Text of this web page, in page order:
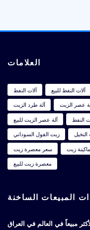
العلامات
آلات النفط آلات النفط للبيع
آلة طرد الزيت
عصر الزيت
آلة عصر الزيت للبيع
النفط
زيت الفول السوداني
سعر معصرة زيت
ماكينة زيت
معصرة زيت للبيع
المبيعات الساخنة
مبيعاً في العالم في العراق